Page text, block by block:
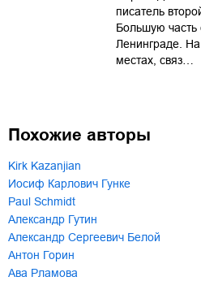
писатель
Большую часть
Ленинграде. На
местах, связ…
Похожие авторы
Kirk Kazanjian
Иосиф Карлович Гунке
Paul Schmidt
Александр Гутин
Александр Сергеевич Белой
Антон Горин
Ава Рламова